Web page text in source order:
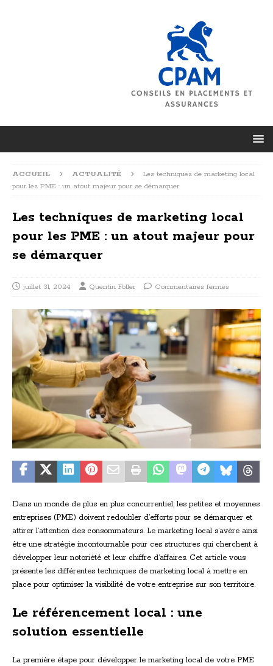
ACCUEIL ACTUALITÉ
Les techniques de marketing local
pour les PME : un atout majeur pour se démarquer
Les techniques de marketing local
pour les PME : un atout majeur pour
se démarquer
juillet 31, 2024 Quentin Foller Commentaires fermés
Dans un monde de plus en plus concurrentiel, les petites et moyennes
entreprises (PME) doivent redoubler d’efforts pour se démarquer et
attirer l’attention des consommateurs. Le marketing local s’avère ainsi
être une stratégie incontournable pour ces structures qui cherchent à
développer leur notoriété et leur chiffre d’affaires. Cet article vous
présente les différentes techniques de marketing local à mettre en
place pour optimiser la visibilité de votre entreprise sur son territoire.
Le référencement local : une
solution essentielle
La première étape pour développer le marketing local de votre PME